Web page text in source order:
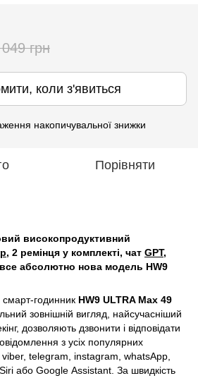
грн
коли з'явиться
накопичувальної знижки
Порівняти
високопродуктивний
, 2 ремінця у комплекті, чат GPT,
абсолютно нова модель HW9
годинник HW9 ULTRA Max 49
зовнішній вигляд, найсучасніший
дозволяють дзвонити і відповідати
з усіх популярних
telegram, instagram, whatsApp,
або Google Assistant. За швидкість